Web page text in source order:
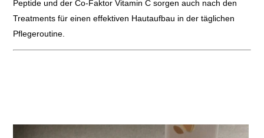
Peptide und der Co-Faktor Vitamin C sorgen auch nach den
Treatments für einen effektiven Hautaufbau in der täglichen
Pflegeroutine.